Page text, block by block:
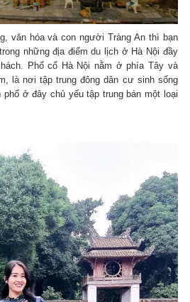
văn hóa và con người Tràng An thì bạn
những địa điểm du lịch ở Hà Nội đầy
Phố cổ Hà Nội nằm ở phía Tây và
là nơi tập trung đông dân cư sinh sống
ở đây chủ yếu tập trung bán một loại